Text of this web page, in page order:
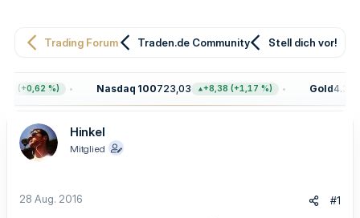
e
r
e
m
Trading Forum Traden.de Community Stell dich vor!
(+0,62 %) Nasdaq 100723,03 +8,38 (+1,17 %) Gold
Hinkel
Mitglied
28 Aug. 2016 #1